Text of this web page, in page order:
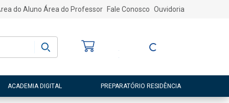
do Aluno Área do Professor Fale Conosco Ouvidoria
Entre ou Cadastre-
ACADEMIA DIGITAL PREPARATÓRIO RESIDÊNCIA